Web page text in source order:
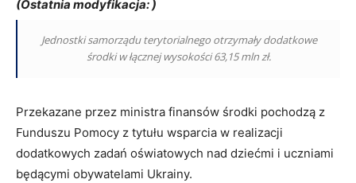
(Ostatnia modyfikacja: )
Jednostki samorządu terytorialnego otrzymały dodatkowe
środki w łącznej wysokości 63,15 mln zł.
Przekazane przez ministra finansów środki pochodzą z
Funduszu Pomocy z tytułu wsparcia w realizacji
dodatkowych zadań oświatowych nad dziećmi i uczniami
będącymi obywatelami Ukrainy.